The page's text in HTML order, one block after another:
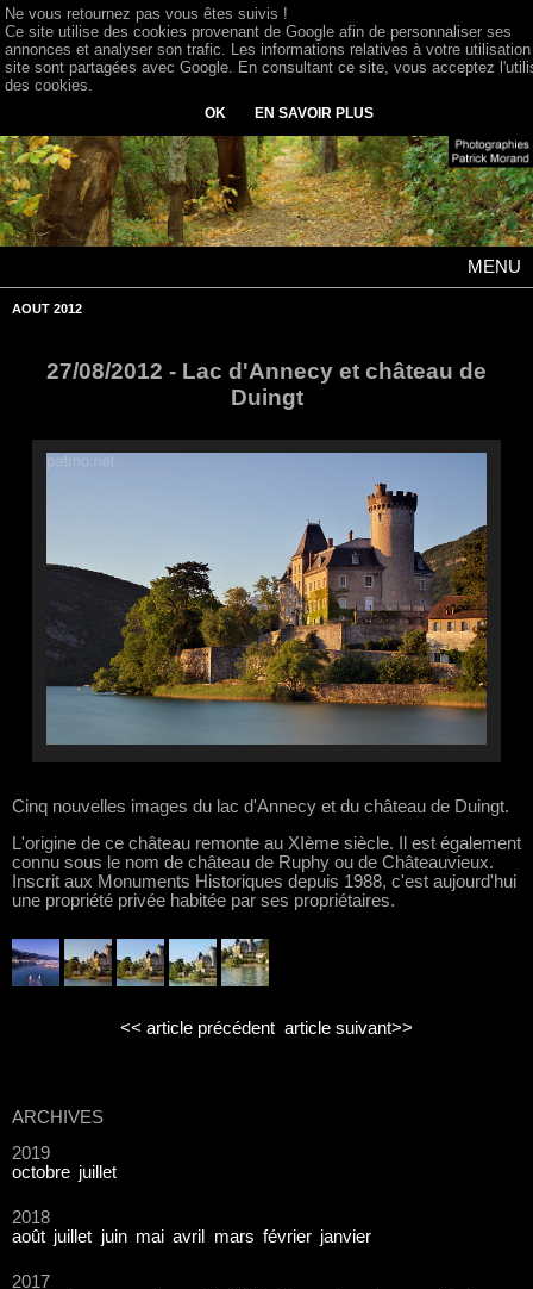
MENU
AOUT 2012
27/08/2012 - Lac d'Annecy et château de
Duingt
Cinq nouvelles images du lac d'Annecy et du château de Duingt.
L'origine de ce château remonte au XIème siècle. Il est également
connu sous le nom de château de Ruphy ou de Châteauvieux.
Inscrit aux Monuments Historiques depuis 1988, c'est aujourd'hui
une propriété privée habitée par ses propriétaires.
<< article précédent article suivant>>
ARCHIVES
2019
octobre juillet
2018
août juillet juin mai avril mars février janvier
2017
Ne vous retournez pas vous êtes suivis !
Ce site utilise des cookies provenant de Google afin de personnaliser ses
annonces et analyser son trafic. Les informations relatives à votre
site sont partagées avec Google. En consultant ce site, vous acceptez
des cookies.
OK EN SAVOIR PLUS